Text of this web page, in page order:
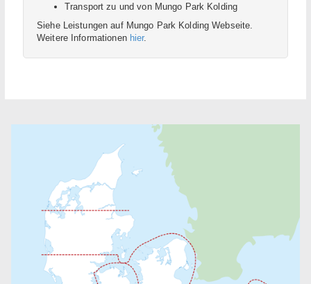
Transport zu und von Mungo Park Kolding
Siehe Leistungen auf Mungo Park Kolding Webseite.
Weitere Informationenhier.